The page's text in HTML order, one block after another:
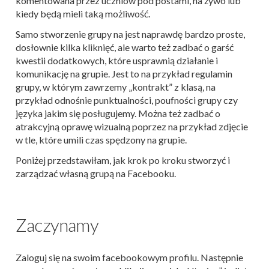
kiedy będą mieli taką możliwość.
Samo stworzenie grupy na jest naprawdę bardzo proste,
dosłownie kilka kliknięć, ale warto też zadbać o garść
kwestii dodatkowych, które usprawnią działanie i
komunikację na grupie. Jest to na przykład regulamin
grupy, w którym zawrzemy „kontrakt” z klasą, na
przykład odnośnie punktualności, poufności grupy czy
języka jakim się posługujemy. Można też zadbać o
atrakcyjną oprawę wizualną poprzez na przykład zdjęcie
w tle, które umili czas spędzony na grupie.
Poniżej przedstawiłam, jak krok po kroku stworzyć i
zarządzać własną grupą na Facebooku.
Zaczynamy
Zaloguj się na swoim facebookowym profilu. Następnie